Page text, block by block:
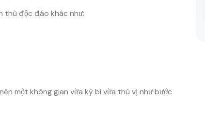
thù độc đáo khác như:
một không gian vừa kỳ bí vừa thú vị như bước